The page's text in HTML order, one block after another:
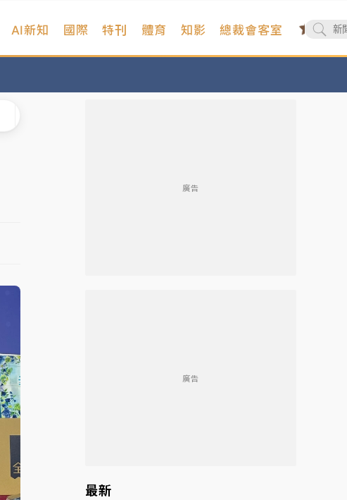
AI新知 國際 特刊 體育 知影 總裁會客室
廣告
廣告
最新